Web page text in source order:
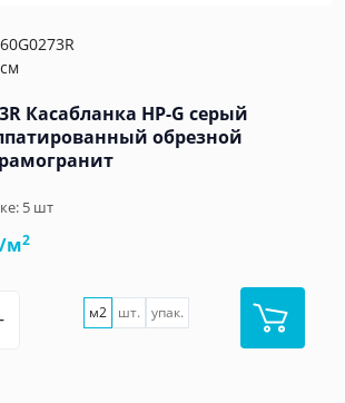
Касабланка HP-G серый
обрезной
5 шт
м2
м2 шт. упак.